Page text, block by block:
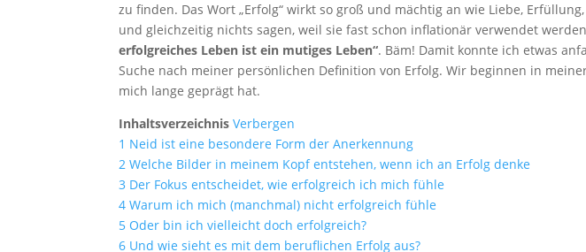
zu finden. Das Wort „Erfolg“ wirkt so groß und mächtig an wie Liebe, Erfüllung,
und gleichzeitig nichts sagen, weil sie fast schon inflationär verwendet
erfolgreiches Leben ist ein mutiges Leben“. Bäm! Damit konnte ich etwas
Suche nach meiner persönlichen Definition von Erfolg. Wir beginnen in
mich lange geprägt hat.
Inhaltsverzeichnis Verbergen
1 Neid ist eine besondere Form der Anerkennung
2 Welche Bilder in meinem Kopf entstehen, wenn ich an Erfolg denke
3 Der Fokus entscheidet, wie erfolgreich ich mich fühle
4 Warum ich mich (manchmal) nicht erfolgreich fühle
5 Oder bin ich vielleicht doch erfolgreich?
6 Und wie sieht es mit dem beruflichen Erfolg aus?